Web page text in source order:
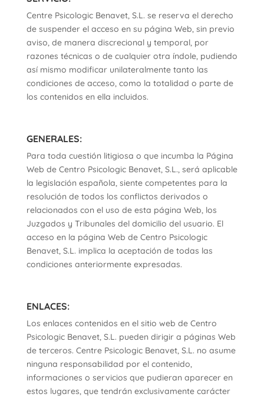
Centre Psicologic Benavet, S.L. se reserva el derecho
de suspender el acceso en su página Web, sin previo
aviso, de manera discrecional y temporal, por
razones técnicas o de cualquier otra índole, pudiendo
así mismo modificar unilateralmente tanto las
condiciones de acceso, como la totalidad o parte de
los contenidos en ella incluidos.
GENERALES:
Para toda cuestión litigiosa o que incumba la Página
Web de Centro Psicologic Benavet, S.L., será aplicable
la legislación española, siente competentes para la
resolución de todos los conflictos derivados o
relacionados con el uso de esta página Web, los
Juzgados y Tribunales del domicilio del usuario. El
acceso en la página Web de Centro Psicologic
Benavet, S.L. implica la aceptación de todas las
condiciones anteriormente expresadas.
ENLACES:
Los enlaces contenidos en el sitio web de Centro
Psicologic Benavet, S.L. pueden dirigir a páginas Web
de terceros. Centre Psicologic Benavet, S.L. no asume
ninguna responsabilidad por el contenido,
informaciones o servicios que pudieran aparecer en
estos lugares, que tendrán exclusivamente carácter